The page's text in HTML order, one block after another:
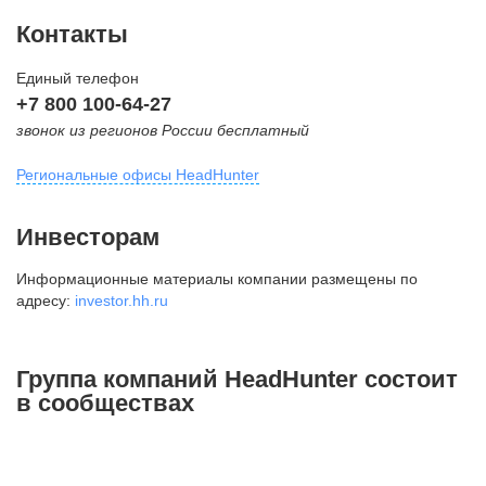
Контакты
Единый телефон
+7 800 100-64-27
звонок из регионов России бесплатный
Региональные офисы HeadHunter
внутригородская территория
Муниципальный округ Тверской,
2-я Брестская ул., д. 48,
+7 495 980-64-27
Инвесторам
Информационные материалы компании размещены по
адресу: investor.hh.ru
Группа компаний HeadHunter состоит
в сообществах